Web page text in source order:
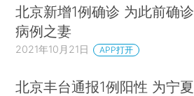
北京新增1例确诊 为此前确诊
病例之妻
2021年10月21日 APP打开
北京丰台通报1例阳性 为宁夏